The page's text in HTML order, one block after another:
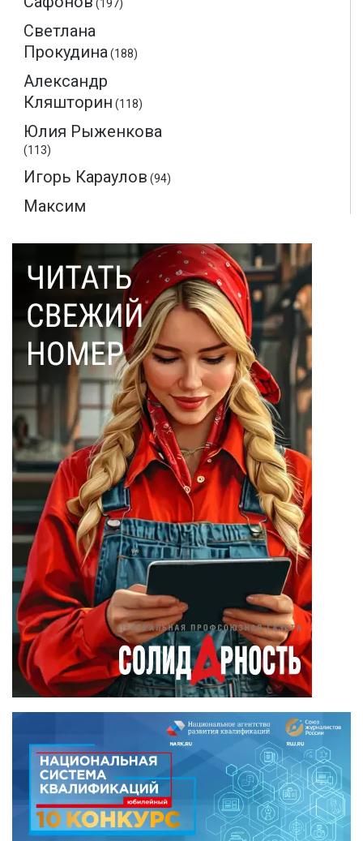
(197)
Светлана
Прокудина (188)
Александр
Кляшторин (118)
Юлия Рыженкова
(113)
Игорь Караулов (94)
Максим
Монте-Кристо(40)
Ольга Соловьева
(28)
Эдмон Дантес(28)
Наталья Кочемина
(23)
Вадим Барабанов
(18)
Дмитрий Чуйков
(18)
Камиль Айсин (18)
Александр
Запесоцкий(16)
Александр
Боданин(15)
Алена Беллис(15)
Александр
Илларионов(14)
Илья Косенков(13)
Александр
Брусницын(12)
Андрей Хришкевич